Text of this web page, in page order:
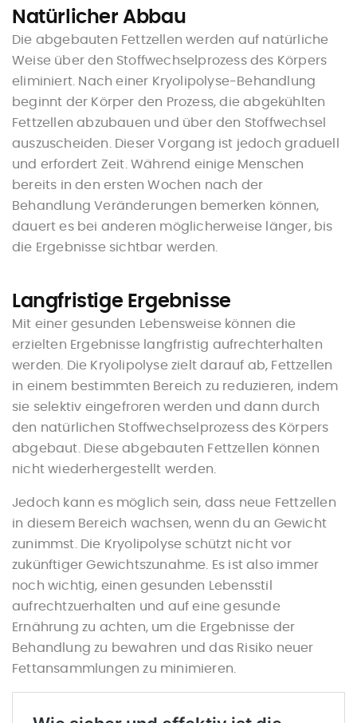
Natürlicher Abbau
Die abgebauten Fettzellen werden auf natürliche
Weise über den Stoffwechselprozess des Körpers
eliminiert. Nach einer Kryolipolyse-Behandlung
beginnt der Körper den Prozess, die abgekühlten
Fettzellen abzubauen und über den Stoffwechsel
auszuscheiden. Dieser Vorgang ist jedoch graduell
und erfordert Zeit. Während einige Menschen
bereits in den ersten Wochen nach der
Behandlung Veränderungen bemerken können,
dauert es bei anderen möglicherweise länger, bis
die Ergebnisse sichtbar werden.
Langfristige Ergebnisse
Mit einer gesunden Lebensweise können die
erzielten Ergebnisse langfristig aufrechterhalten
werden. Die Kryolipolyse zielt darauf ab, Fettzellen
in einem bestimmten Bereich zu reduzieren, indem
sie selektiv eingefroren werden und dann durch
den natürlichen Stoffwechselprozess des Körpers
abgebaut. Diese abgebauten Fettzellen können
nicht wiederhergestellt werden.
Jedoch kann es möglich sein, dass neue Fettzellen
in diesem Bereich wachsen, wenn du an Gewicht
zunimmst. Die Kryolipolyse schützt nicht vor
zukünftiger Gewichtszunahme. Es ist also immer
noch wichtig, einen gesunden Lebensstil
aufrechtzuerhalten und auf eine gesunde
Ernährung zu achten, um die Ergebnisse der
Behandlung zu bewahren und das Risiko neuer
Fettansammlungen zu minimieren.